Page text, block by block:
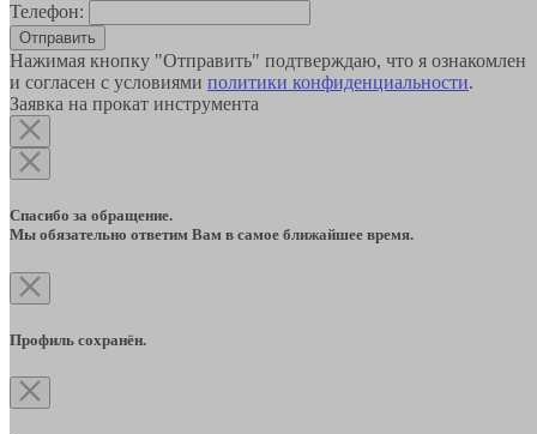
Телефон:
Отправить
Нажимая кнопку "Отправить" подтверждаю, что я ознакомлен
и согласен с условиями политики конфиденциальности.
Заявка на прокат инструмента
Спасибо за обращение.
Мы обязательно ответим Вам в самое ближайшее время.
Профиль сохранён.